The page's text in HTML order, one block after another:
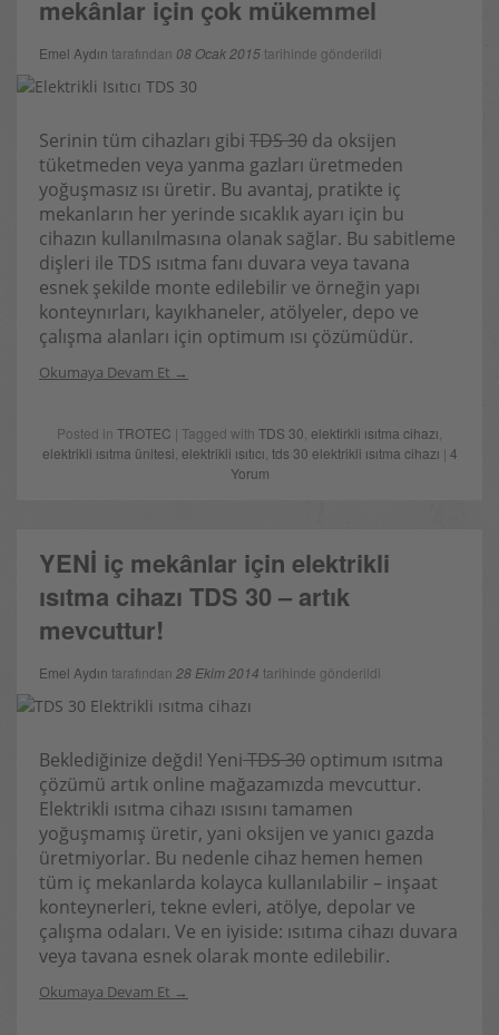
mekânlar için çok mükemmel
Emel Aydın tarafından 08 Ocak 2015tarihinde gönderildi
Serinin tüm cihazları gibi TDS 30 da oksijen
tüketmeden veya yanma gazları üretmeden
yoğuşmasız ısı üretir. Bu avantaj, pratikte iç
mekanların her yerinde sıcaklık ayarı için bu
cihazın kullanılmasına olanak sağlar. Bu sabitleme
dişleri ile TDS ısıtma fanı duvara veya tavana
esnek şekilde monte edilebilir ve örneğin yapı
konteynırları, kayıkhaneler, atölyeler, depo ve
çalışma alanları için optimum ısı çözümüdür.
Okumaya Devam Et
Posted in TROTEC | Tagged with TDS 30 elektirkli ısıtma cihazı
elektrikli ısıtma ünitesi elektrikli ısıtıcı tds 30 elektrikli ısıtma cihazı | 4
Yorum
YENİ iç mekânlar için elektrikli
ısıtma cihazı TDS 30 – artık
mevcuttur!
Emel Aydın tarafından 28 Ekim 2014 tarihinde gönderildi
Beklediğinize değdi! YeniTDS 30 optimum ısıtma
çözümü artık online mağazamızda mevcuttur.
Elektrikli ısıtma cihazı ısısını tamamen
yoğuşmamış üretir, yani oksijen ve yanıcı gazda
üretmiyorlar. Bu nedenle cihaz hemen hemen
tüm iç mekanlarda kolayca kullanılabilir – inşaat
konteynerleri, tekne evleri, atölye, depolar ve
çalışma odaları. Ve en iyiside: ısıtıma cihazı duvara
veya tavana esnek olarak monte edilebilir.
Okumaya Devam Et